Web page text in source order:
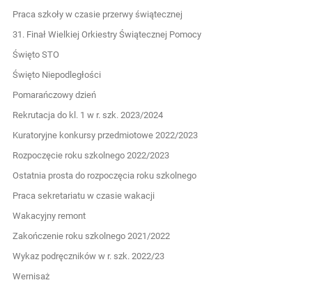
Praca szkoły w czasie przerwy świątecznej
31. Finał Wielkiej Orkiestry Świątecznej Pomocy
Święto STO
Święto Niepodległości
Pomarańczowy dzień
Rekrutacja do kl. 1 w r. szk. 2023/2024
Kuratoryjne konkursy przedmiotowe 2022/2023
Rozpoczęcie roku szkolnego 2022/2023
Ostatnia prosta do rozpoczęcia roku szkolnego
Praca sekretariatu w czasie wakacji
Wakacyjny remont
Zakończenie roku szkolnego 2021/2022
Wykaz podręczników w r. szk. 2022/23
Wernisaż